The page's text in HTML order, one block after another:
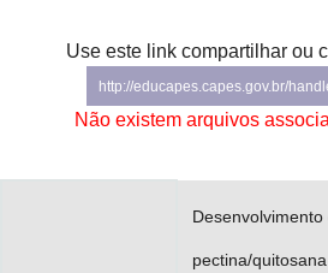
Secretaria de Governo
Gabinete de Segurança Institucional
Use este link compartilhar ou
http://educapes.capes.gov.br/
Não existem arquivos
pectina/